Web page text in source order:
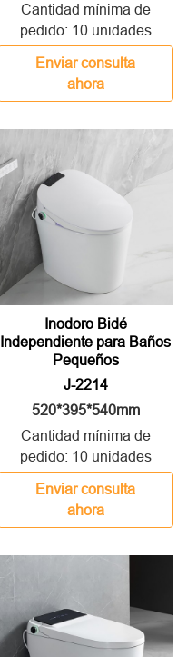
Cantidad mínima de
pedido: 10 unidades
Enviar consulta
ahora
Inodoro Bidé
Independiente para Baños
Pequeños
J-2214
520*395*540mm
Cantidad mínima de
pedido: 10 unidades
Enviar consulta
ahora